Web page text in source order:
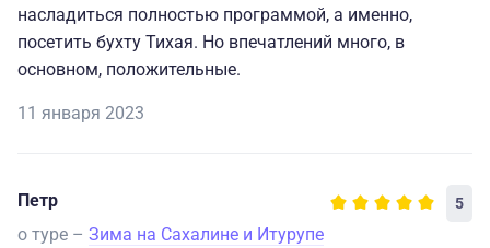
насладиться полностью программой, а именно,
посетить бухту Тихая. Но впечатлений много, в
основном, положительные.
11 января 2023
Петр 5
о туре – Зима на Сахалине и Итурупе